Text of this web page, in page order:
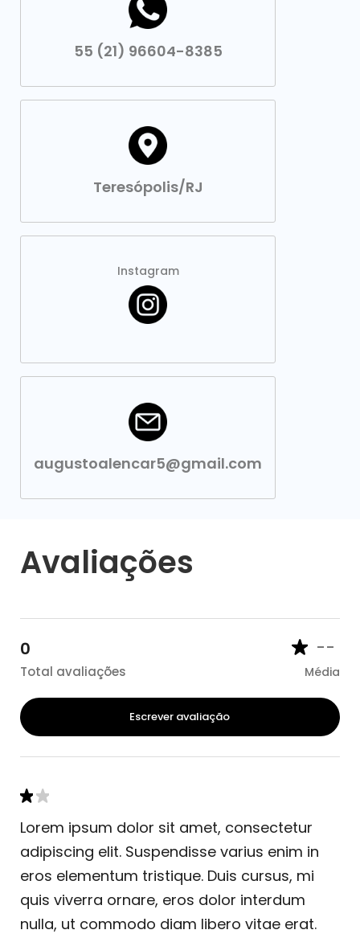
55 (21) 96604-8385
Teresópolis/RJ
Instagram
augustoalencar5@gmail.com
Avaliações
0
Total avaliações
--
Média
Escrever avaliação
Lorem ipsum dolor sit amet, consectetur
adipiscing elit. Suspendisse varius enim in
eros elementum tristique. Duis cursus, mi
quis viverra ornare, eros dolor interdum
nulla, ut commodo diam libero vitae erat.